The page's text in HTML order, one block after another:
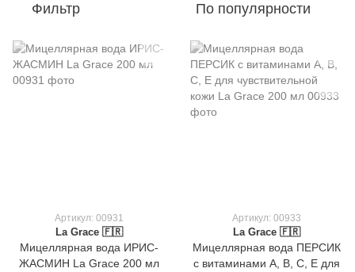
Фильтр По популярности
Артикул: 00931
La Grace 🇫🇷
Мицеллярная вода ИРИС-
ЖАСМИН La Grace 200 мл
Артикул: 00933
La Grace 🇫🇷
Мицеллярная вода ПЕРСИК
с витаминами А, В, С, Е для